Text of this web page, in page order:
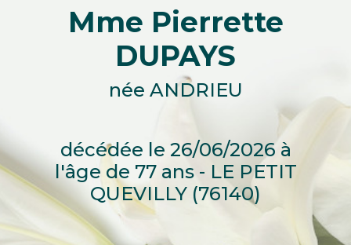
Mme Pierrette
DUPAYS
née ANDRIEU
décédée le 26/06/2026 à
l'âge de 77 ans - LE PETIT
QUEVILLY (76140)